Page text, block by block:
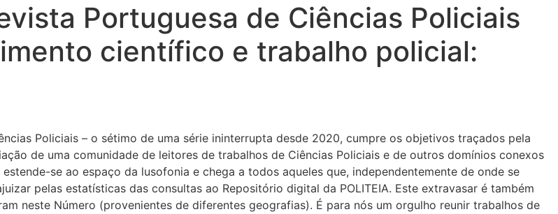
Portuguesa de Ciências Policiais
científico e trabalho policial:
Policiais – o sétimo de uma série ininterrupta desde 2020, cumpre os objetivos traçados pela
de uma comunidade de leitores de trabalhos de Ciências Policiais e de outros domínios conexos
se ao espaço da lusofonia e chega a todos aqueles que, independentemente de onde se
pelas estatísticas das consultas ao Repositório digital da POLITEIA. Este extravasar é também
neste Número (provenientes de diferentes geografias). É para nós um orgulho reunir trabalhos de